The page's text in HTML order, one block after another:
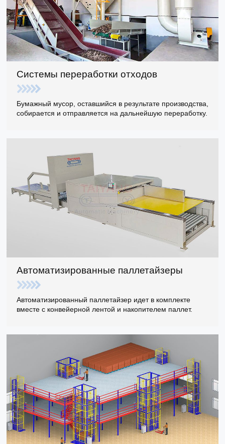
Системы переработки отходов
Бумажный мусор, оставшийся в результате производства,
собирается и отправляется на дальнейшую переработку.
Автоматизированные паллетайзеры
Автоматизированный паллетайзер идет в комплекте
вместе с конвейерной лентой и накопителем паллет.